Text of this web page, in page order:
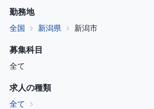
勤務地
全国 新潟県 新潟市
募集科目
全て
求人の種類
全て